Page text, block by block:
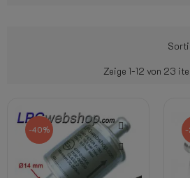
Zeige 1-12 von 23
-40% -